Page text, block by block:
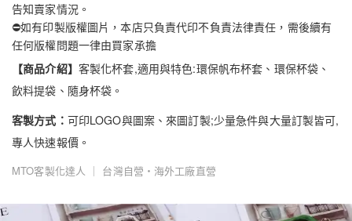
告知賣家情況。
⛔如有印製版權圖片，本店只負責代印不負責法律責任，需後續有
任何版權問題一律由買家承擔
【商品介紹】 客製化杯套,適用與特色:環保帆布杯套、環保杯袋、
飲料提袋、隨身杯袋。
客製方式： 可印LOGO與圖案、來圖訂製;少量急件與大量訂製皆可,
專人快速報價。
MTO客製化達人 ｜ 台灣自營・海外工廠直營